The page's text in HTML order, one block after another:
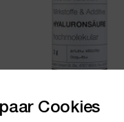
Cookies